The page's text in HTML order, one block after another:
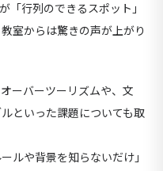
「行列のできるスポット」
室からは驚きの声が上がり
ーバーツーリズムや、文
といった課題についても取
ルや背景を知らないだけ」